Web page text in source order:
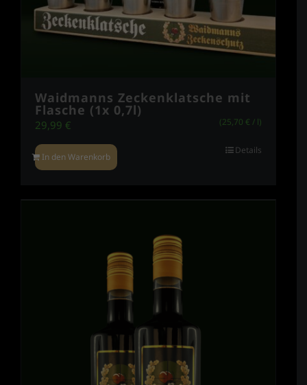
Waidmanns Zeckenklatsche mit
Flasche (1x 0,7l)
29,99 € (25,70 € / l)
In den Warenkorb
Details